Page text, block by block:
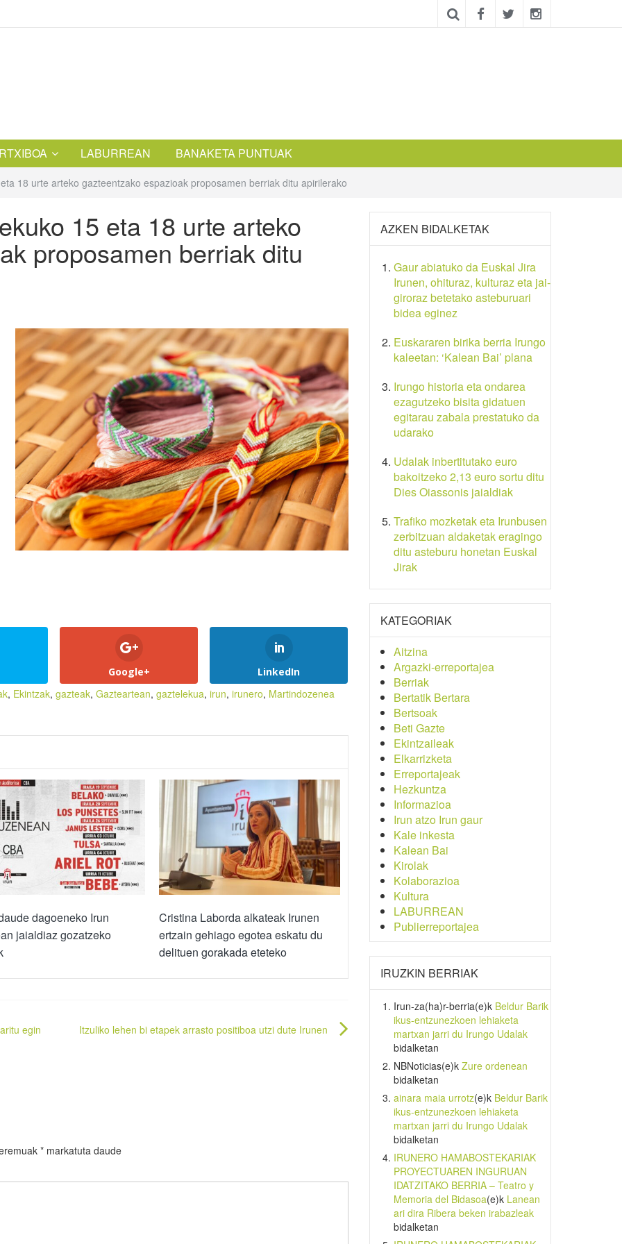
LABURREAN BANAKETA PUNTUAK
18 urte arteko gazteentzako espazioak proposamen berriak ditu apirilerako
15 eta 18 urte arteko
proposamen berriak ditu
Google+ LinkedIn
, Ekintzak, gazteak, Gazteartean, gaztelekua, irun, irunero, Martindozenea
dagoeneko Irun
jaialdiaz gozatzeko
Cristina Laborda alkateak Irunen
ertzain gehiago egotea eskatu du
delituen gorakada eteteko
egin
Itzuliko lehen bi etapek arrasto positiboa utzi dute Irunen
* markatuta daude
AZKEN BIDALKETAK
Gaur abiatuko da Euskal Jira
Irunen, ohituraz, kulturaz eta jai-
giroraz betetako asteburuari
bidea eginez
Euskararen birika berria Irungo
kaleetan: ‘Kalean Bai’ plana
Irungo historia eta ondarea
ezagutzeko bisita gidatuen
egitarau zabala prestatuko da
udarako
Udalak inbertitutako euro
bakoitzeko 2,13 euro sortu ditu
Dies Oiassonis jaialdiak
Trafiko mozketak eta Irunbusen
zerbitzuan aldaketak eragingo
ditu asteburu honetan Euskal
Jirak
KATEGORIAK
Aitzina
Argazki-erreportajea
Berriak
Bertatik Bertara
Bertsoak
Beti Gazte
Ekintzaileak
Elkarrizketa
Erreportajeak
Hezkuntza
Informazioa
Irun atzo Irun gaur
Kale inkesta
Kalean Bai
Kirolak
Kolaborazioa
Kultura
LABURREAN
Publierreportajea
IRUZKIN BERRIAK
Irun-za(ha)r-berria(e)k Beldur Barik
ikus-entzunezkoen lehiaketa
martxan jarri du Irungo Udalak
bidalketan
NBNoticias(e)k Zure ordenean
bidalketan
ainara maia urrotz(e)k Beldur Barik
ikus-entzunezkoen lehiaketa
martxan jarri du Irungo Udalak
bidalketan
IRUNERO HAMABOSTEKARIAK
PROYECTUAREN INGURUAN
IDATZITAKO BERRIA – Teatro y
Memoria del Bidasoa(e)k Lanean
ari dira Ribera beken irabazleak
bidalketan